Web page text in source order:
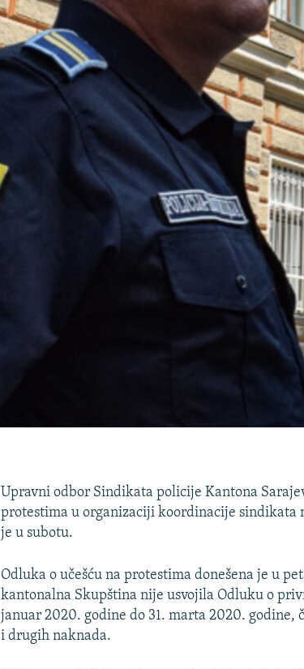
Upravni odbor Sindikata policije Kantona
protestima u organizaciji koordinacije sindikata
je u subotu.
Odluka o učešću na protestima donešena je u
kantonalna Skupština nije usvojila Odluku o
januar 2020. godine do 31. marta 2020. godine,
i drugih naknada.